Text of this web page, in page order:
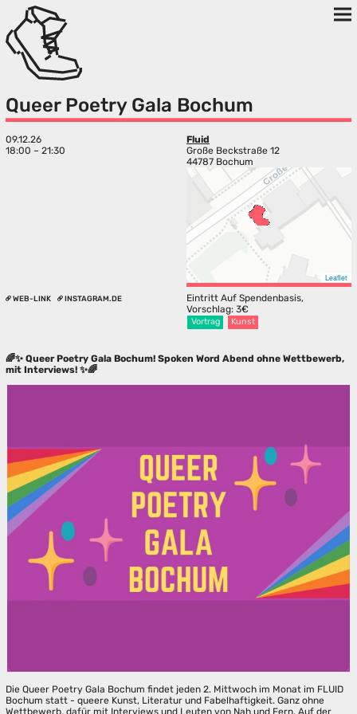
Queer Poetry Gala Bochum
09.12.26
18:00 – 21:30
Fluid
Große Beckstraße 12
44787 Bochum
Leaflet
WEB-LINK INSTAGRAM.DE
Eintritt Auf Spendenbasis,
Vorschlag: 3€
Vortrag Kunst
🌈✨ Queer Poetry Gala Bochum! Spoken Word Abend ohne Wettbewerb,
mit Interviews! ✨🌈
Die Queer Poetry Gala Bochum findet jeden 2. Mittwoch im Monat im FLUID
Bochum statt - queere Kunst, Literatur und Fabelhaftigkeit. Ganz ohne
Wettbewerb, dafür mit Interviews und Leuten von Nah und Fern. Auf der